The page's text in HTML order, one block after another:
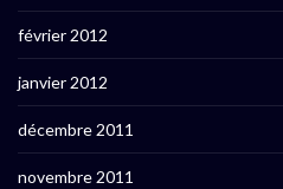
février 2012
janvier 2012
décembre 2011
novembre 2011